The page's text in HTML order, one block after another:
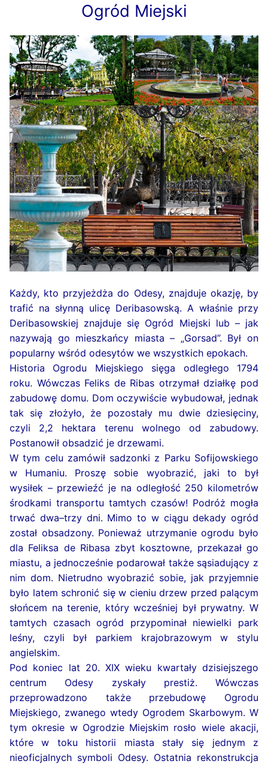
Ogród Miejski
Każdy, kto przyjeżdża do Odesy, znajduje okazję, by
trafić na słynną ulicę Deribasowską. A właśnie przy
Deribasowskiej znajduje się Ogród Miejski lub – jak
nazywają go mieszkańcy miasta – „Gorsad”. Był on
popularny wśród odesytów we wszystkich epokach.
Historia Ogrodu Miejskiego sięga odległego 1794
roku. Wówczas Feliks de Ribas otrzymał działkę pod
zabudowę domu. Dom oczywiście wybudował, jednak
tak się złożyło, że pozostały mu dwie dziesięciny,
czyli 2,2 hektara terenu wolnego od zabudowy.
Postanowił obsadzić je drzewami.
W tym celu zamówił sadzonki z Parku Sofijowskiego
w Humaniu. Proszę sobie wyobrazić, jaki to był
wysiłek – przewieźć je na odległość 250 kilometrów
środkami transportu tamtych czasów! Podróż mogła
trwać dwa–trzy dni. Mimo to w ciągu dekady ogród
został obsadzony. Ponieważ utrzymanie ogrodu było
dla Feliksa de Ribasa zbyt kosztowne, przekazał go
miastu, a jednocześnie podarował także sąsiadujący z
nim dom. Nietrudno wyobrazić sobie, jak przyjemnie
było latem schronić się w cieniu drzew przed palącym
słońcem na terenie, który wcześniej był prywatny. W
tamtych czasach ogród przypominał niewielki park
leśny, czyli był parkiem krajobrazowym w stylu
angielskim.
Pod koniec lat 20. XIX wieku kwartały dzisiejszego
centrum Odesy zyskały prestiż. Wówczas
przeprowadzono także przebudowę Ogrodu
Miejskiego, zwanego wtedy Ogrodem Skarbowym. W
tym okresie w Ogrodzie Miejskim rosło wiele akacji,
które w toku historii miasta stały się jednym z
nieoficjalnych symboli Odesy. Ostatnia rekonstrukcja